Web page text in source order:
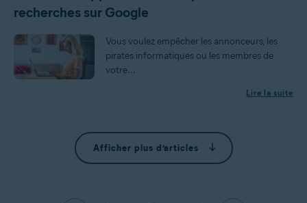
recherches sur Google
Vous voulez empêcher les annonceurs, les
pirates informatiques ou les membres de
votre...
Lire la suite
Afficher plus d’articles